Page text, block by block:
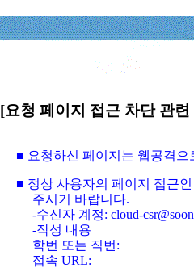
[요청 페이지 접근 차단 관
■ 요청하신 페이지는 웹공격
■ 정상 사용자의 페이지 접근
주시기 바랍니다.
-수신자 계정: cloud-
-작성 내용
학번 또는 직번:
접속 URL: